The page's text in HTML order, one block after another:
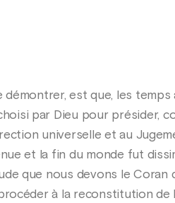
démontrer, est que, les
par Dieu pour présider,
universelle et au
et la fin du monde fut
que nous devons le Coran
à la reconstitution